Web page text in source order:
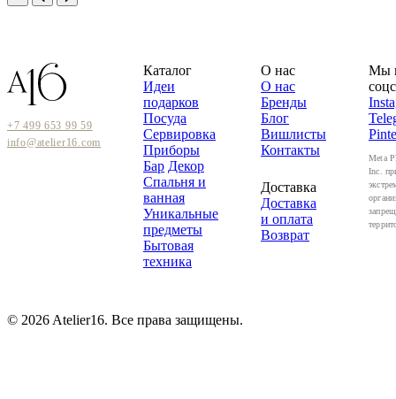
+7 499 653 99 59
info@atelier16.com
Каталог
Идеи
подарков
Посуда
Сервировка
Приборы
Бар Декор
Спальня и
ванная
Уникальные
предметы
Бытовая
техника
О нас
О нас
Бренды
Блог
Вишлисты
Контакты
Доставка
Доставка
и оплата
Возврат
Мы
Meta
Inc.
© 2026 Atelier16. Все права защищены.